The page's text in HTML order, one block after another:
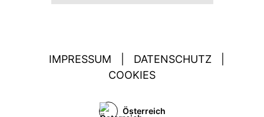
IMPRESSUM DATENSCHUTZ
COOKIES
Österreich